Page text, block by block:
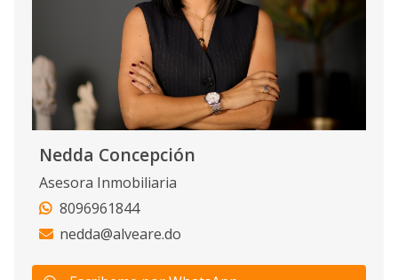
Nedda Concepción
Asesora Inmobiliaria
8096961844
nedda@alveare.do